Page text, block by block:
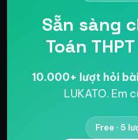
Sẵn sàng
Toán
10.000+ lượt hỏi bài
LUKATO. Em
Free · 5